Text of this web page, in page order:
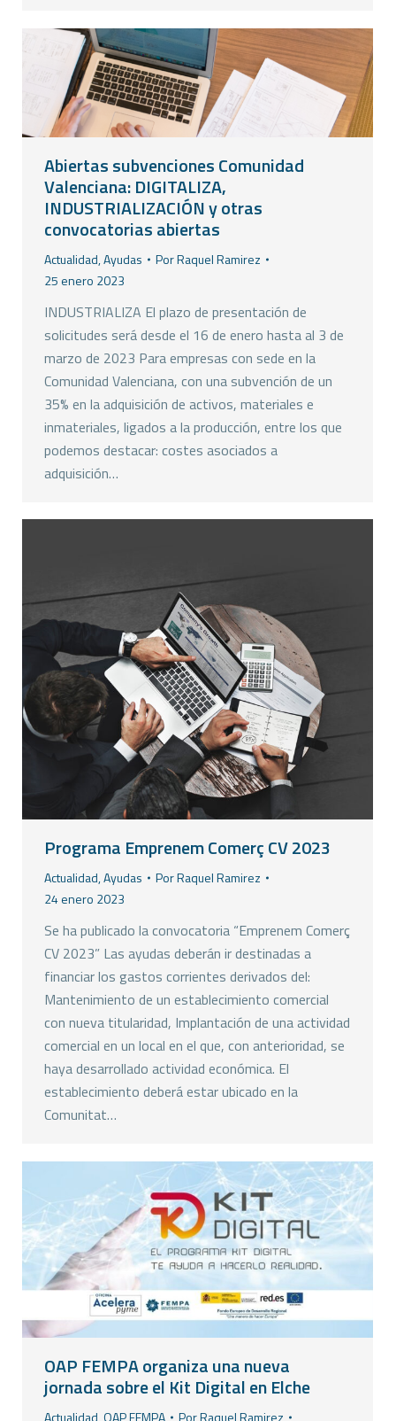
Abiertas subvenciones Comunidad
Valenciana: DIGITALIZA,
INDUSTRIALIZACIÓN y otras
convocatorias abiertas
Actualidad,Ayudas PorRaquel Ramirez
25 enero 2023
INDUSTRIALIZA El plazo de presentación de
solicitudes será desde el 16 de enero hasta al 3 de
marzo de 2023 Para empresas con sede en la
Comunidad Valenciana, con una subvención de un
35% en la adquisición de activos, materiales e
inmateriales, ligados a la producción, entre los que
podemos destacar: costes asociados a
adquisición…
Programa Emprenem Comerç CV 2023
Actualidad,Ayudas PorRaquel Ramirez
24 enero 2023
Se ha publicado la convocatoria “Emprenem Comerç
CV 2023” Las ayudas deberán ir destinadas a
financiar los gastos corrientes derivados del:
Mantenimiento de un establecimiento comercial
con nueva titularidad, Implantación de una actividad
comercial en un local en el que, con anterioridad, se
haya desarrollado actividad económica. El
establecimiento deberá estar ubicado en la
Comunitat…
OAP FEMPA organiza una nueva
jornada sobre el Kit Digital en Elche
Actualidad OAP FEMPA PorRaquel Ramirez